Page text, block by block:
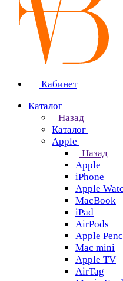
Кабинет
Каталог
Назад
Каталог
Apple
Назад
Apple
iPhone
Apple
MacBook
iPad
AirPods
Apple
Mac mini
Apple TV
AirTag